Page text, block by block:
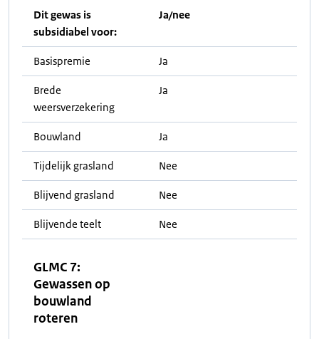
Dit gewas is
subsidiabel voor:
Ja/nee
Basispremie Ja
Brede
weersverzekering
Ja
Bouwland Ja
Tijdelijk grasland Nee
Blijvend grasland Nee
Blijvende teelt Nee
GLMC 7:
Gewassen op
bouwland
roteren